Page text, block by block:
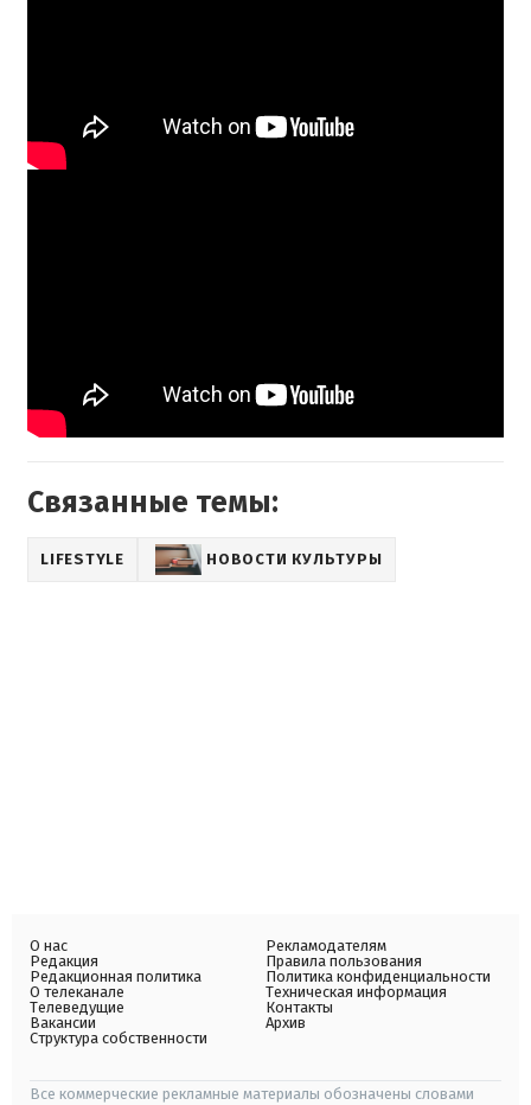
Связанные темы:
LIFESTYLE НОВОСТИ КУЛЬТУРЫ
О нас
Редакция
Редакционная политика
О телеканале
Телеведущие
Вакансии
Структура собственности
Рекламодателям
Правила пользования
Политика конфиденциальности
Техническая информация
Контакты
Архив
Все коммерческие рекламные материалы обозначены словами